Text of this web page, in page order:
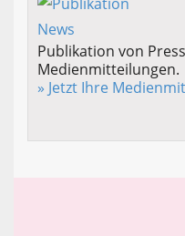
Publikation von
Medienmitteilungen.
» Jetzt Ihre